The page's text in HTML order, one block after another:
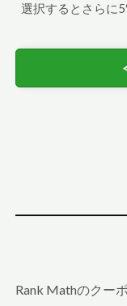
選択するとさらに
Rank Mathのクー